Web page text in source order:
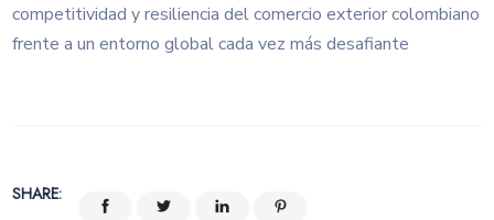
competitividad y resiliencia del comercio exterior colombiano
frente a un entorno global cada vez más desafiante
SHARE: